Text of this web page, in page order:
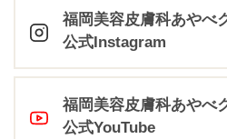
福岡美容皮膚科あやべ
公式Instagram
福岡美容皮膚科あやべ
公式YouTube